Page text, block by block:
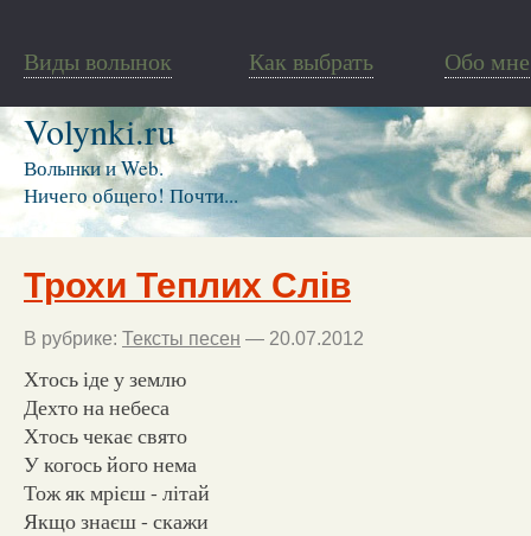
Виды волынок Как выбрать Обо мне
Volynki.ru
Волынки и Web.
Ничего общего! Почти...
Трохи Теплих Слів
В рубрике: Тексты песен — 20.07.2012
Хтось іде у землю
Дехто на небеса
Хтось чекає свято
У когось його нема
Тож як мрієш - літай
Якщо знаєш - скажи